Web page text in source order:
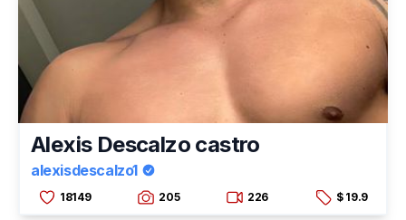
Alexis Descalzo castro
alexisdescalzo1
18149 205 226 $ 19.9